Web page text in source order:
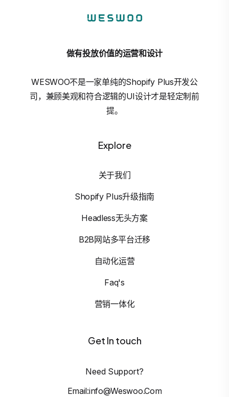
做有投放价值的运营和设计
WESWOO不是一家单纯的Shopify Plus开发公
司，兼顾美观和符合逻辑的UI设计才是轻定制前
提。
Explore
关于我们
Shopify Plus升级指南
Headless无头方案
B2B网站多平台迁移
自动化运营
Faq's
营销一体化
Get In touch
Need Support?
Email:info@weswoo.com